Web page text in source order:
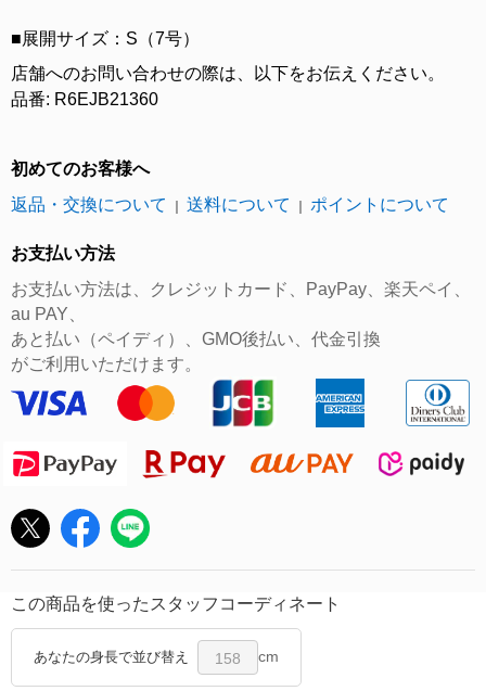
■展開サイズ：S（7号）
店舗へのお問い合わせの際は、以下をお伝えください。
品番: R6EJB21360
初めてのお客様へ
返品・交換について
｜ 送料について ｜ ポイントについて
お支払い方法
お支払い方法は、クレジットカード、PayPay、楽天ペイ、
au PAY、
あと払い（ペイディ）、GMO後払い、代金引換
がご利用いただけます。
この商品を使ったスタッフコーディネート
あなたの身長で並び替え 158 cm